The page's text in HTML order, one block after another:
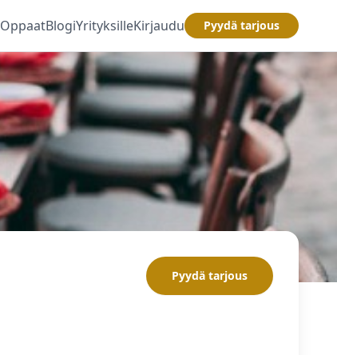
OppaatBlogiYrityksilleKirjaudu Pyydä tarjous
Pyydä tarjous